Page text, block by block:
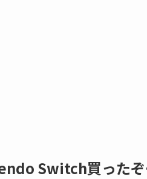
Switch買ったぞ